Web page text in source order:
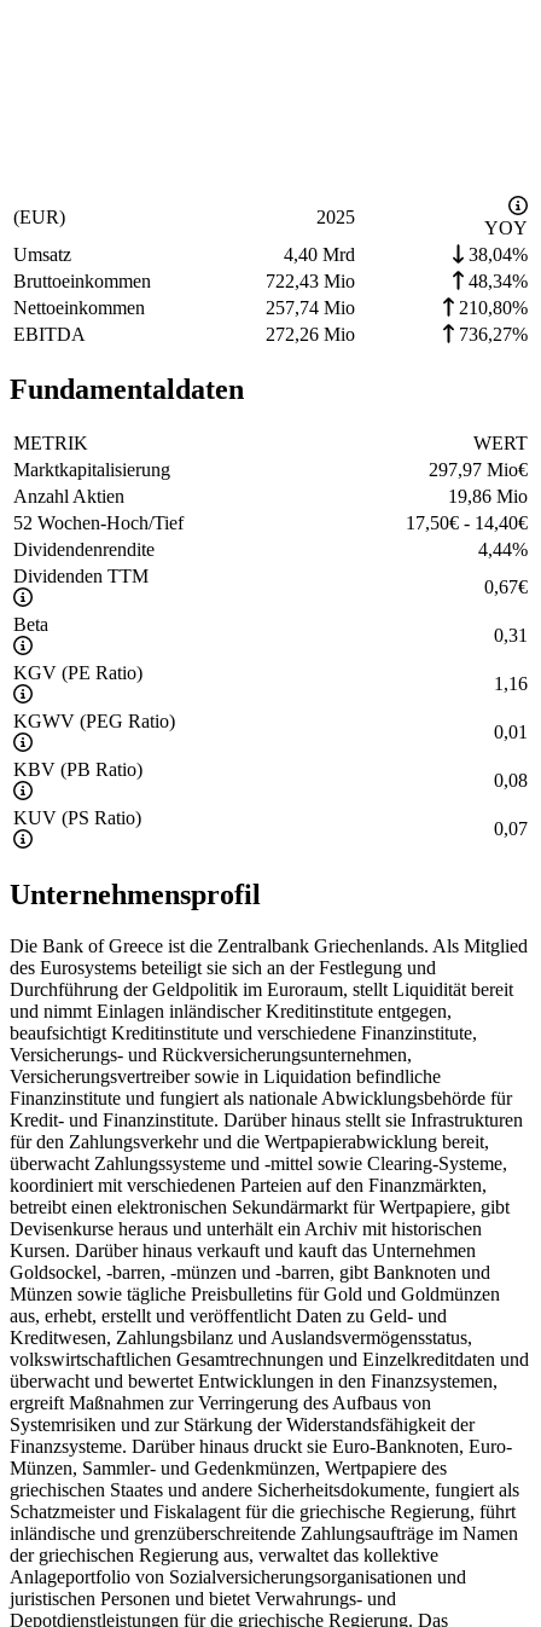
(EUR) 2025
YOY
Umsatz
4,40 Mrd
38,04%
Bruttoeinkommen
722,43 Mio
48,34%
Nettoeinkommen
257,74 Mio
210,80%
EBITDA
272,26 Mio 736,27%
Fundamentaldaten
METRIK
WERT
Marktkapitalisierung
297,97 Mio€
Anzahl Aktien
19,86 Mio
52 Wochen-Hoch/Tief
17,50€ - 14,40€
Dividendenrendite
4,44%
Dividenden TTM
0,67€
Beta
0,31
KGV (PE Ratio)
1,16
KGWV (PEG Ratio)
0,01
KBV (PB Ratio)
0,08
KUV (PS Ratio)
0,07
Unternehmensprofil
Die Bank of Greece ist die Zentralbank Griechenlands. Als Mitglied
des Eurosystems beteiligt sie sich an der Festlegung und
Durchführung der Geldpolitik im Euroraum, stellt Liquidität bereit
und nimmt Einlagen inländischer Kreditinstitute entgegen,
beaufsichtigt Kreditinstitute und verschiedene Finanzinstitute,
Versicherungs- und Rückversicherungsunternehmen,
Versicherungsvertreiber sowie in Liquidation befindliche
Finanzinstitute und fungiert als nationale Abwicklungsbehörde für
Kredit- und Finanzinstitute. Darüber hinaus stellt sie Infrastrukturen
für den Zahlungsverkehr und die Wertpapierabwicklung bereit,
überwacht Zahlungssysteme und -mittel sowie Clearing-Systeme,
koordiniert mit verschiedenen Parteien auf den Finanzmärkten,
betreibt einen elektronischen Sekundärmarkt für Wertpapiere, gibt
Devisenkurse heraus und unterhält ein Archiv mit historischen
Kursen. Darüber hinaus verkauft und kauft das Unternehmen
Goldsockel, -barren, -münzen und -barren, gibt Banknoten und
Münzen sowie tägliche Preisbulletins für Gold und Goldmünzen
aus, erhebt, erstellt und veröffentlicht Daten zu Geld- und
Kreditwesen, Zahlungsbilanz und Auslandsvermögensstatus,
volkswirtschaftlichen Gesamtrechnungen und Einzelkreditdaten und
überwacht und bewertet Entwicklungen in den Finanzsystemen,
ergreift Maßnahmen zur Verringerung des Aufbaus von
Systemrisiken und zur Stärkung der Widerstandsfähigkeit der
Finanzsysteme. Darüber hinaus druckt sie Euro-Banknoten, Euro-
Münzen, Sammler- und Gedenkmünzen, Wertpapiere des
griechischen Staates und andere Sicherheitsdokumente, fungiert als
Schatzmeister und Fiskalagent für die griechische Regierung, führt
inländische und grenzüberschreitende Zahlungsaufträge im Namen
der griechischen Regierung aus, verwaltet das kollektive
Anlageportfolio von Sozialversicherungsorganisationen und
juristischen Personen und bietet Verwahrungs- und
Depotdienstleistungen für die griechische Regierung. Das